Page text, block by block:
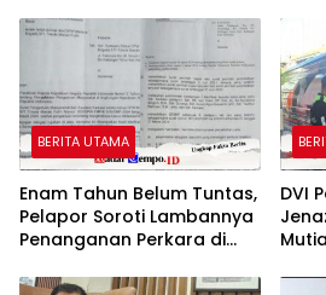
BERITA UTAMA
Enam Tahun Belum Tuntas,
Pelapor Soroti Lambannya
Penanganan Perkara di
DVI